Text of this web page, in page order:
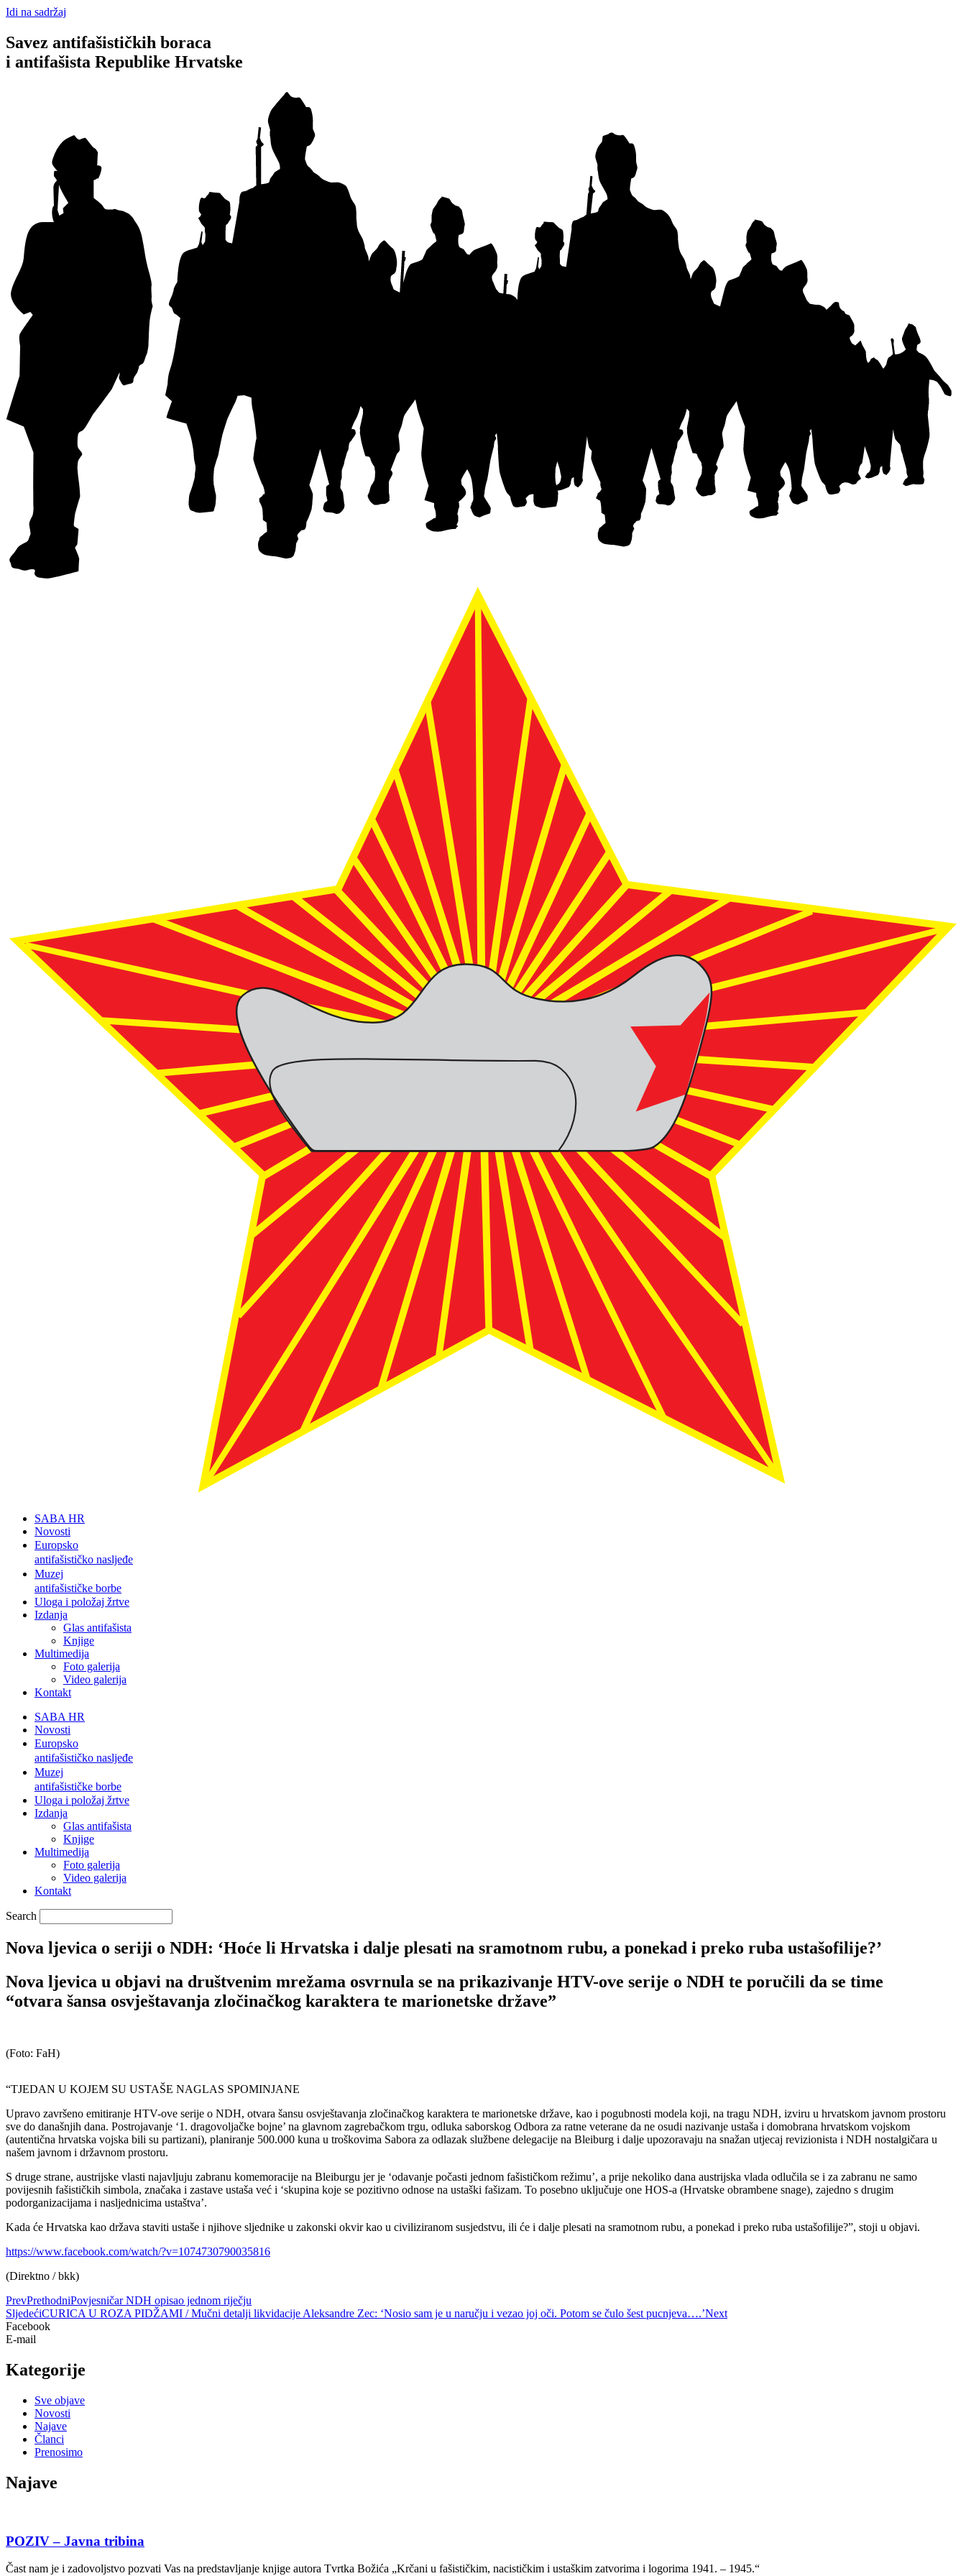
Idi na sadržaj
Savez antifašističkih boraca
i antifašista Republike Hrvatske
SABA HR
Novosti
Europsko
antifašističko nasljeđe
Muzej
antifašističke borbe
Uloga i položaj žrtve
Izdanja
Glas antifašista
Knjige
Multimedija
Foto galerija
Video galerija
Kontakt
SABA HR
Novosti
Europsko
antifašističko nasljeđe
Muzej
antifašističke borbe
Uloga i položaj žrtve
Izdanja
Glas antifašista
Knjige
Multimedija
Foto galerija
Video galerija
Kontakt
Search
Nova ljevica o seriji o NDH: ‘Hoće li Hrvatska i dalje plesati na sramotnom rubu, a ponekad i preko ruba ustašofilije?’
Nova ljevica u objavi na društvenim mrežama osvrnula se na prikazivanje HTV-ove serije o NDH te poručili da se time
“otvara šansa osvještavanja zločinačkog karaktera te marionetske države”
(Foto: FaH)
“TJEDAN U KOJEM SU USTAŠE NAGLAS SPOMINJANE
Upravo završeno emitiranje HTV-ove serije o NDH, otvara šansu osvještavanja zločinačkog karaktera te marionetske države, kao i pogubnosti modela koji, na tragu NDH, izviru u hrvatskom javnom prostoru
sve do današnjih dana. Postrojavanje ‘1. dragovoljačke bojne’ na glavnom zagrebačkom trgu, odluka saborskog Odbora za ratne veterane da ne osudi nazivanje ustaša i domobrana hrvatskom vojskom
(autentična hrvatska vojska bili su partizani), planiranje 500.000 kuna u troškovima Sabora za odlazak službene delegacije na Bleiburg i dalje upozoravaju na snažan utjecaj revizionista i NDH nostalgičara u
našem javnom i državnom prostoru.
S druge strane, austrijske vlasti najavljuju zabranu komemoracije na Bleiburgu jer je ‘odavanje počasti jednom fašističkom režimu’, a prije nekoliko dana austrijska vlada odlučila se i za zabranu ne samo
povijesnih fašističkih simbola, značaka i zastave ustaša već i ‘skupina koje se pozitivno odnose na ustaški fašizam. To posebno uključuje one HOS-a (Hrvatske obrambene snage), zajedno s drugim
podorganizacijama i nasljednicima ustaštva’.
Kada će Hrvatska kao država staviti ustaše i njihove sljednike u zakonski okvir kao u civiliziranom susjedstvu, ili će i dalje plesati na sramotnom rubu, a ponekad i preko ruba ustašofilije?”, stoji u objavi.
https://www.facebook.com/watch/?v=1074730790035816
(Direktno / bkk)
PrevPrethodniPovjesničar NDH opisao jednom riječju
SljedećiCURICA U ROZA PIDŽAMI / Mučni detalji likvidacije Aleksandre Zec: ‘Nosio sam je u naručju i vezao joj oči. Potom se čulo šest pucnjeva….’Next
Facebook
E-mail
Kategorije
Sve objave
Novosti
Najave
Članci
Prenosimo
Najave
POZIV – Javna tribina
Čast nam je i zadovoljstvo pozvati Vas na predstavljanje knjige autora Tvrtka Božića „Krčani u fašističkim, nacističkim i ustaškim zatvorima i logorima 1941. – 1945.“